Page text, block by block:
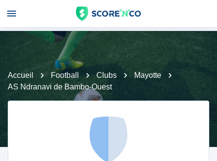
Accueil Football Clubs
Mayotte
AS Ndranavi de Bambo-Ouest